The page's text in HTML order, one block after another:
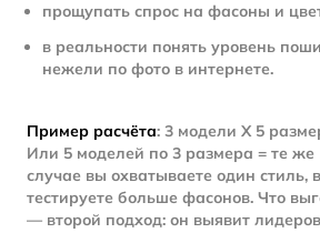
прощупать спрос на фасоны и
в реальности понять уровень
нежели по фото в интернете.
Пример расчёта: 3 модели X 5
Или 5 моделей по 3 размера = те же
случае вы охватываете один стиль,
тестируете больше фасонов. Что
— второй подход: он выявит